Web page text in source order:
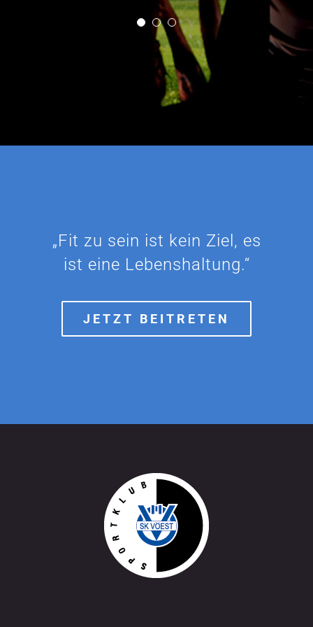
„Fit zu sein ist kein Ziel, es
ist eine Lebenshaltung.“
JETZT BEITRETEN